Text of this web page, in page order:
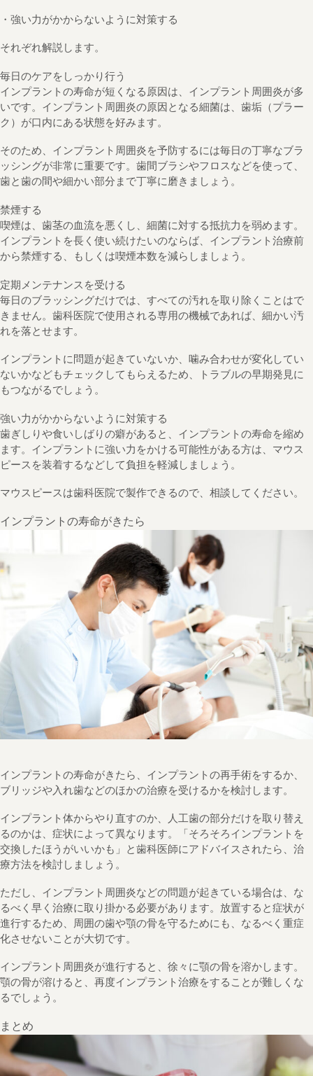
・強い力がかからないように対策する
それぞれ解説します。
毎日のケアをしっかり行う
インプラントの寿命が短くなる原因は、インプラント周囲炎が多
いです。インプラント周囲炎の原因となる細菌は、歯垢（プラー
ク）が口内にある状態を好みます。
そのため、インプラント周囲炎を予防するには毎日の丁寧なブラ
ッシングが非常に重要です。歯間ブラシやフロスなどを使って、
歯と歯の間や細かい部分まで丁寧に磨きましょう。
禁煙する
喫煙は、歯茎の血流を悪くし、細菌に対する抵抗力を弱めます。
インプラントを長く使い続けたいのならば、インプラント治療前
から禁煙する、もしくは喫煙本数を減らしましょう。
定期メンテナンスを受ける
毎日のブラッシングだけでは、すべての汚れを取り除くことはで
きません。歯科医院で使用される専用の機械であれば、細かい汚
れを落とせます。
インプラントに問題が起きていないか、噛み合わせが変化してい
ないかなどもチェックしてもらえるため、トラブルの早期発見に
もつながるでしょう。
強い力がかからないように対策する
歯ぎしりや食いしばりの癖があると、インプラントの寿命を縮め
ます。インプラントに強い力をかける可能性がある方は、マウス
ピースを装着するなどして負担を軽減しましょう。
マウスピースは歯科医院で製作できるので、相談してください。
インプラントの寿命がきたら
インプラントの寿命がきたら、インプラントの再手術をするか、
ブリッジや入れ歯などのほかの治療を受けるかを検討します。
インプラント体からやり直すのか、人工歯の部分だけを取り替え
るのかは、症状によって異なります。「そろそろインプラントを
交換したほうがいいかも」と歯科医師にアドバイスされたら、治
療方法を検討しましょう。
ただし、インプラント周囲炎などの問題が起きている場合は、な
るべく早く治療に取り掛かる必要があります。放置すると症状が
進行するため、周囲の歯や顎の骨を守るためにも、なるべく重症
化させないことが大切です。
インプラント周囲炎が進行すると、徐々に顎の骨を溶かします。
顎の骨が溶けると、再度インプラント治療をすることが難しくな
るでしょう。
まとめ